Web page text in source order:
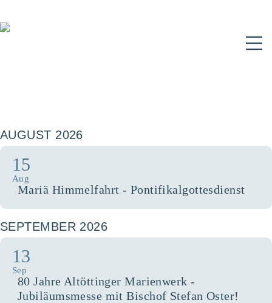
AUGUST 2026
15
Aug
Mariä Himmelfahrt - Pontifikalgottesdienst
SEPTEMBER 2026
13
Sep
80 Jahre Altöttinger Marienwerk -
Jubiläumsmesse mit Bischof Stefan Oster!